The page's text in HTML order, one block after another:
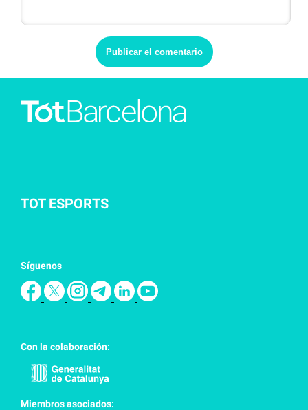
TOT ESPORTS
Síguenos
Con la colaboración:
Miembros asociados: